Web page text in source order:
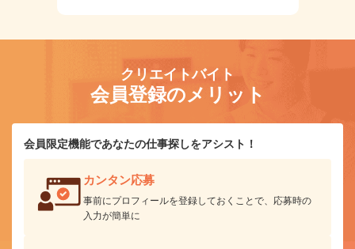
クリエイトバイト
会員登録のメリット
会員限定機能であなたの仕事探しをアシスト！
カンタン応募
事前にプロフィールを登録しておくことで、応募時の
入力が簡単に